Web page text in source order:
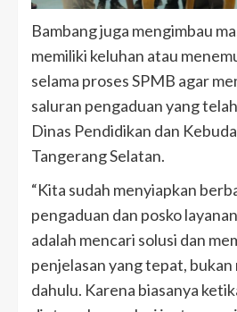
Bambang juga mengimbau
memiliki keluhan atau
selama proses SPMB agar
saluran pengaduan yang
Dinas Pendidikan dan
Tangerang Selatan.
“Kita sudah menyiapkan
pengaduan dan posko
adalah mencari solusi dan
penjelasan yang tepat,
dahulu. Karena biasanya